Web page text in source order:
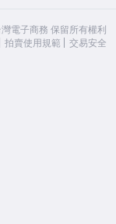
電子商務 保留所有權利
拍賣使用規範 交易安全